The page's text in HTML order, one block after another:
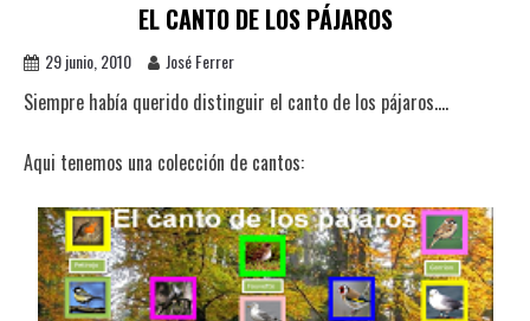
EL CANTO DE LOS PÁJAROS
29 junio, 2010 José Ferrer
Siempre había querido distinguir el canto de los pájaros….
Aqui tenemos una colección de cantos: